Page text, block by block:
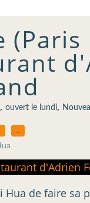
(Paris
, ouvert le lundi,
de faire sa